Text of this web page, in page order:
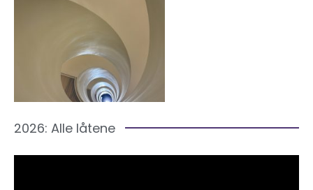
2026: Alle låtene